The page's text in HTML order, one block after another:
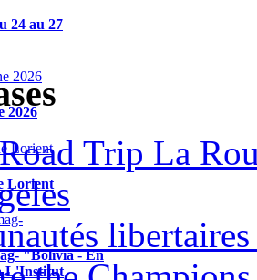
24 au 27
2026
Lorient
"Bolivia - En
L'Institut
Trip La
libertaires